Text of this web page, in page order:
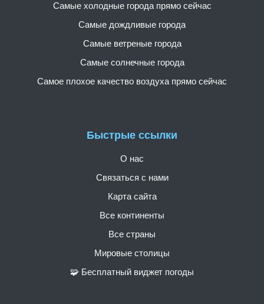
Быстрые ссылки
О нас
Связаться с нами
Карта сайта
Все континенты
Все страны
Мировые столицы
🧩 Бесплатный виджет погоды
Самые холодные города прямо сейчас
Самые дождливые города
Самые ветреные города
Самые солнечные города
Самое плохое качество воздуха прямо сейчас